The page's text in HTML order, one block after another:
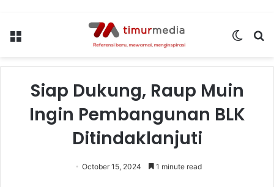
Menu
Switch
Siap Dukung, Raup Muin
Ingin Pembangunan BLK
Ditindaklanjuti
October 15, 2024 1 minute read